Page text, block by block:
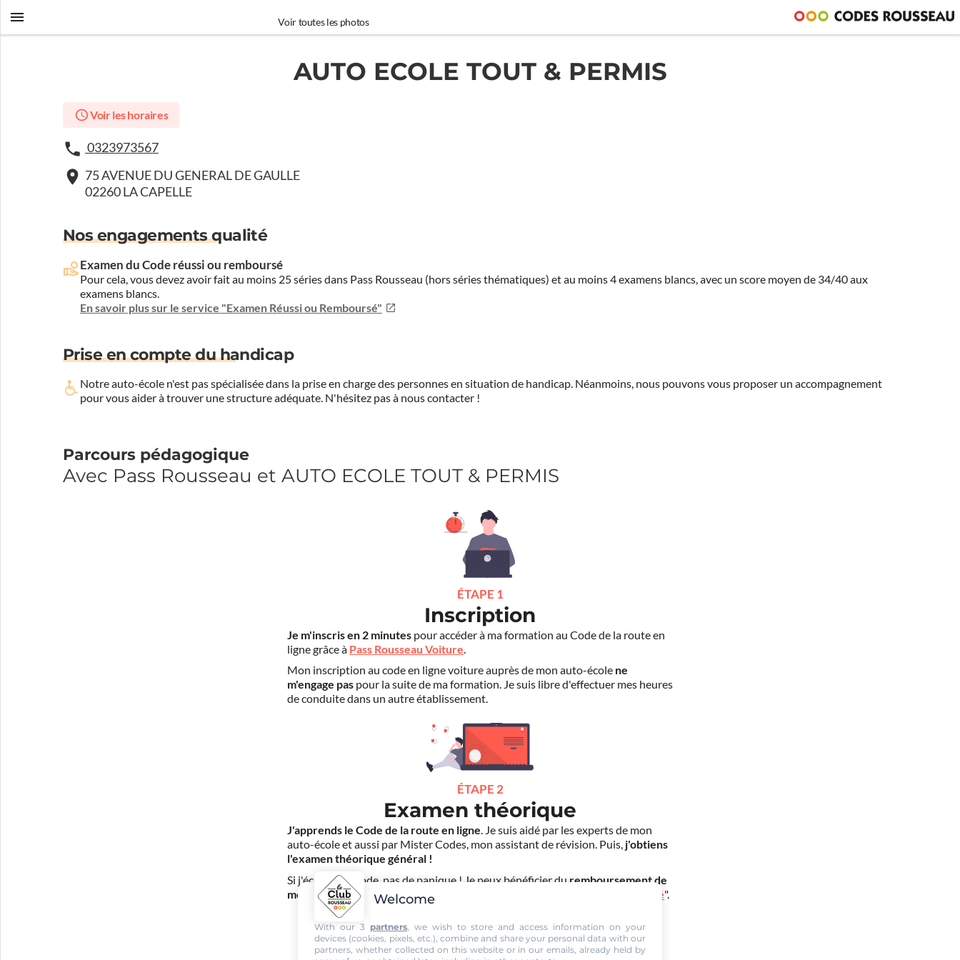
Voir toutes les photos
AUTO ECOLE TOUT & PERMIS
Voir les horaires
0323973567
75 AVENUE DU GENERAL DE GAULLE
02260 LA CAPELLE
Nos engagements qualité
Examen du Code réussi ou remboursé
Pour cela, vous devez avoir fait au moins 25 séries dans Pass Rousseau (hors séries thématiques) et au moins 4 examens blancs, avec un score moyen de 34/40 aux
examens blancs.
En savoir plus sur le service "Examen Réussi ou Remboursé"
Prise en compte du handicap
Notre auto-école n'est pas spécialisée dans la prise en charge des personnes en situation de handicap. Néanmoins, nous pouvons vous proposer un accompagnement
pour vous aider à trouver une structure adéquate. N'hésitez pas à nous contacter !
Parcours pédagogique
Avec Pass Rousseau et AUTO ECOLE TOUT & PERMIS
ÉTAPE 1
Inscription
Je m'inscris en 2 minutes pour accéder à ma formation au Code de la route en
ligne grâce à Pass Rousseau Voiture.
Mon inscription au code en ligne voiture auprès de mon auto-école ne
m'engage pas pour la suite de ma formation. Je suis libre d'effectuer mes heures
de conduite dans un autre établissement.
ÉTAPE 2
Examen théorique
J'apprends le Code de la route en ligne. Je suis aidé par les experts de mon
auto-école et aussi par Mister Codes, mon assistant de révision. Puis, j'obtiens
l'examen théorique général !
Si j'échoue au code, pas de panique ! Je peux bénéficier du remboursement de
mes frais d'inscription(30€) grâce au service " Examen Réussi ou Remboursé".
Welcome
With our 3 partners, we wish to store and access information on your
devices (cookies, pixels, etc.), combine and share your personal data with our
partners, whether collected on this website or in our emails, already held by